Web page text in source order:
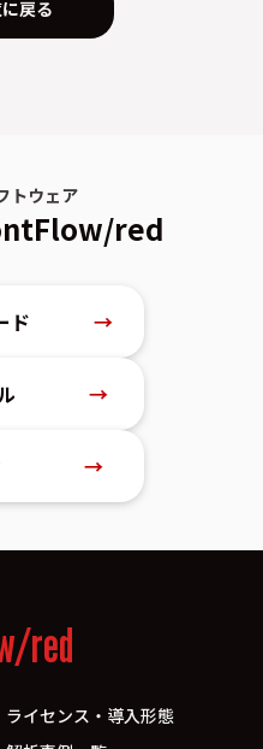
戻る
トウェア
red
ド →
→
→
red
ライセンス・導入形態